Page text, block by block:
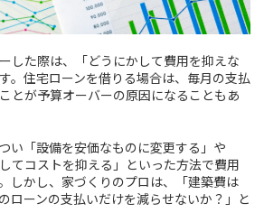
した際は、「どうにかして費用を抑えな
。住宅ローンを借りる場合は、毎月の支払
とが予算オーバーの原因になることもあ
い「設備を安価なものに変更する」や
てコストを抑える」といった方法で費用
しかし、家づくりのプロは、「建築費は
ローンの支払いだけを減らせないか？」と